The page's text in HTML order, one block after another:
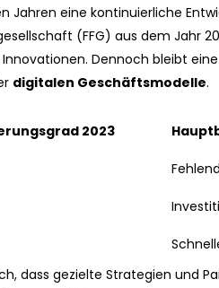
eine kontinuierliche
(FFG) aus dem Jahr
Dennoch bleibt
digitalen Geschäftsmodelle.
2023
dass gezielte Strategien und